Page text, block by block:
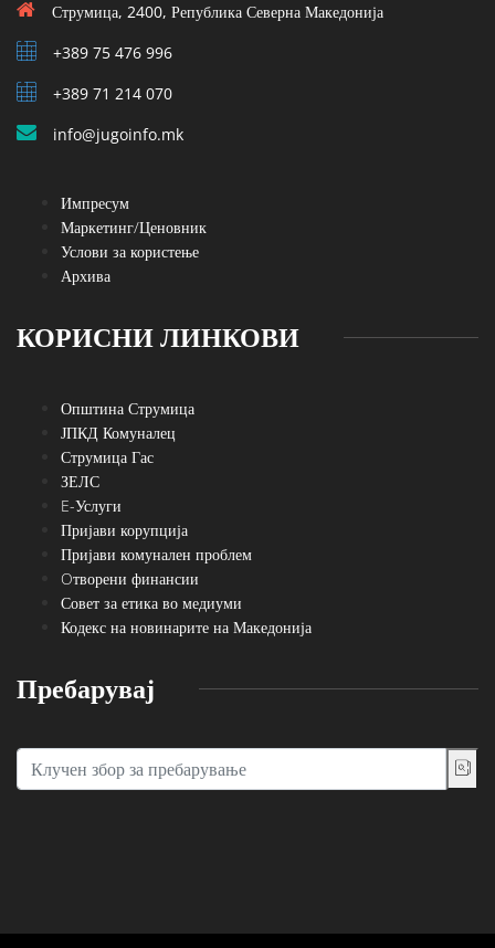
Струмица, 2400, Република Северна Македонија
+389 75 476 996
+389 71 214 070
info@jugoinfo.mk
Импресум
Маркетинг/Ценовник
Услови за користење
Архива
КОРИСНИ ЛИНКОВИ
Општина Струмица
ЈПКД Комуналец
Струмица Гас
ЗЕЛС
E-Услуги
Пријави корупција
Пријави комунален проблем
Oтворени финансии
Совет за етика во медиуми
Кодекс на новинарите на Македонија
Пребарувај